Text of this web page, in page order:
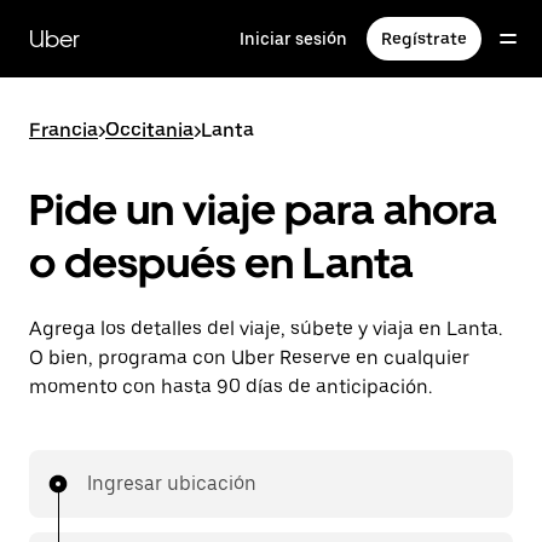
contenido
principal
Uber Iniciar sesión Regístrate
Francia>Occitania>Lanta
Pide un viaje para ahora
o después en Lanta
Agrega los detalles del viaje, súbete y viaja en Lanta.
O bien, programa con Uber Reserve en cualquier
momento con hasta 90 días de anticipación.
Ingresar ubicación